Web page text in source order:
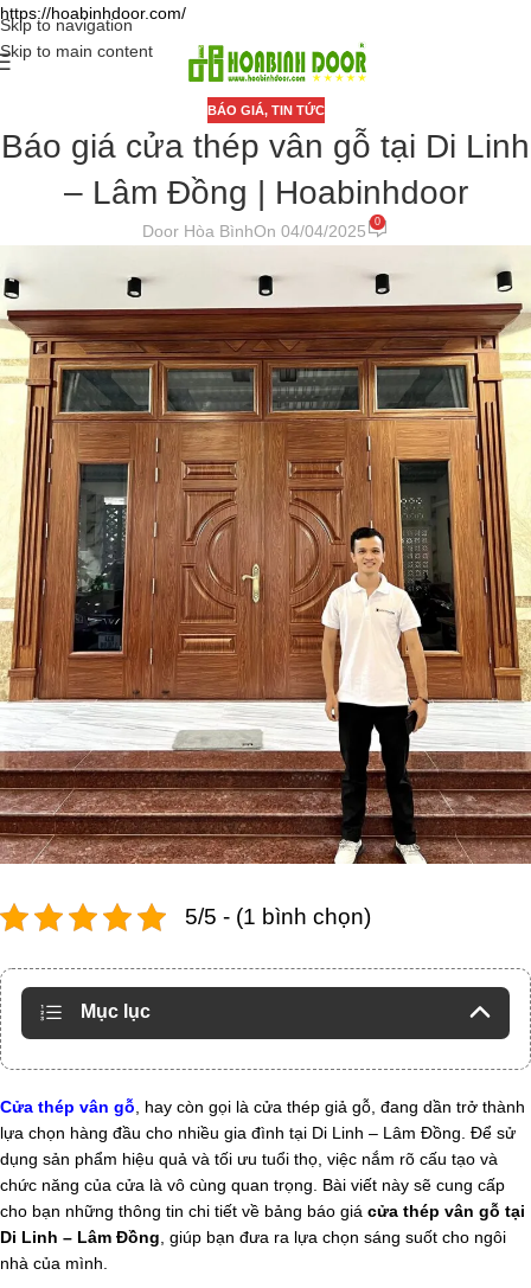
https://hoabinhdoor.com/
Skip to navigation
Skip to main content
BÁO GIÁ, TIN TỨC
Báo giá cửa thép vân gỗ tại Di Linh
– Lâm Đồng | Hoabinhdoor
Door Hòa BìnhOn 04/04/2025 0
5/5 - (1 bình chọn)
Mục lục
Cửa thép vân gỗ , hay còn gọi là cửa thép giả gỗ, đang dần trở thành
lựa chọn hàng đầu cho nhiều gia đình tại Di Linh – Lâm Đồng. Để sử
dụng sản phẩm hiệu quả và tối ưu tuổi thọ, việc nắm rõ cấu tạo và
chức năng của cửa là vô cùng quan trọng. Bài viết này sẽ cung cấp
cho bạn những thông tin chi tiết về bảng báo giá cửa thép vân gỗ tại
Di Linh – Lâm Đồng , giúp bạn đưa ra lựa chọn sáng suốt cho ngôi
nhà của mình.